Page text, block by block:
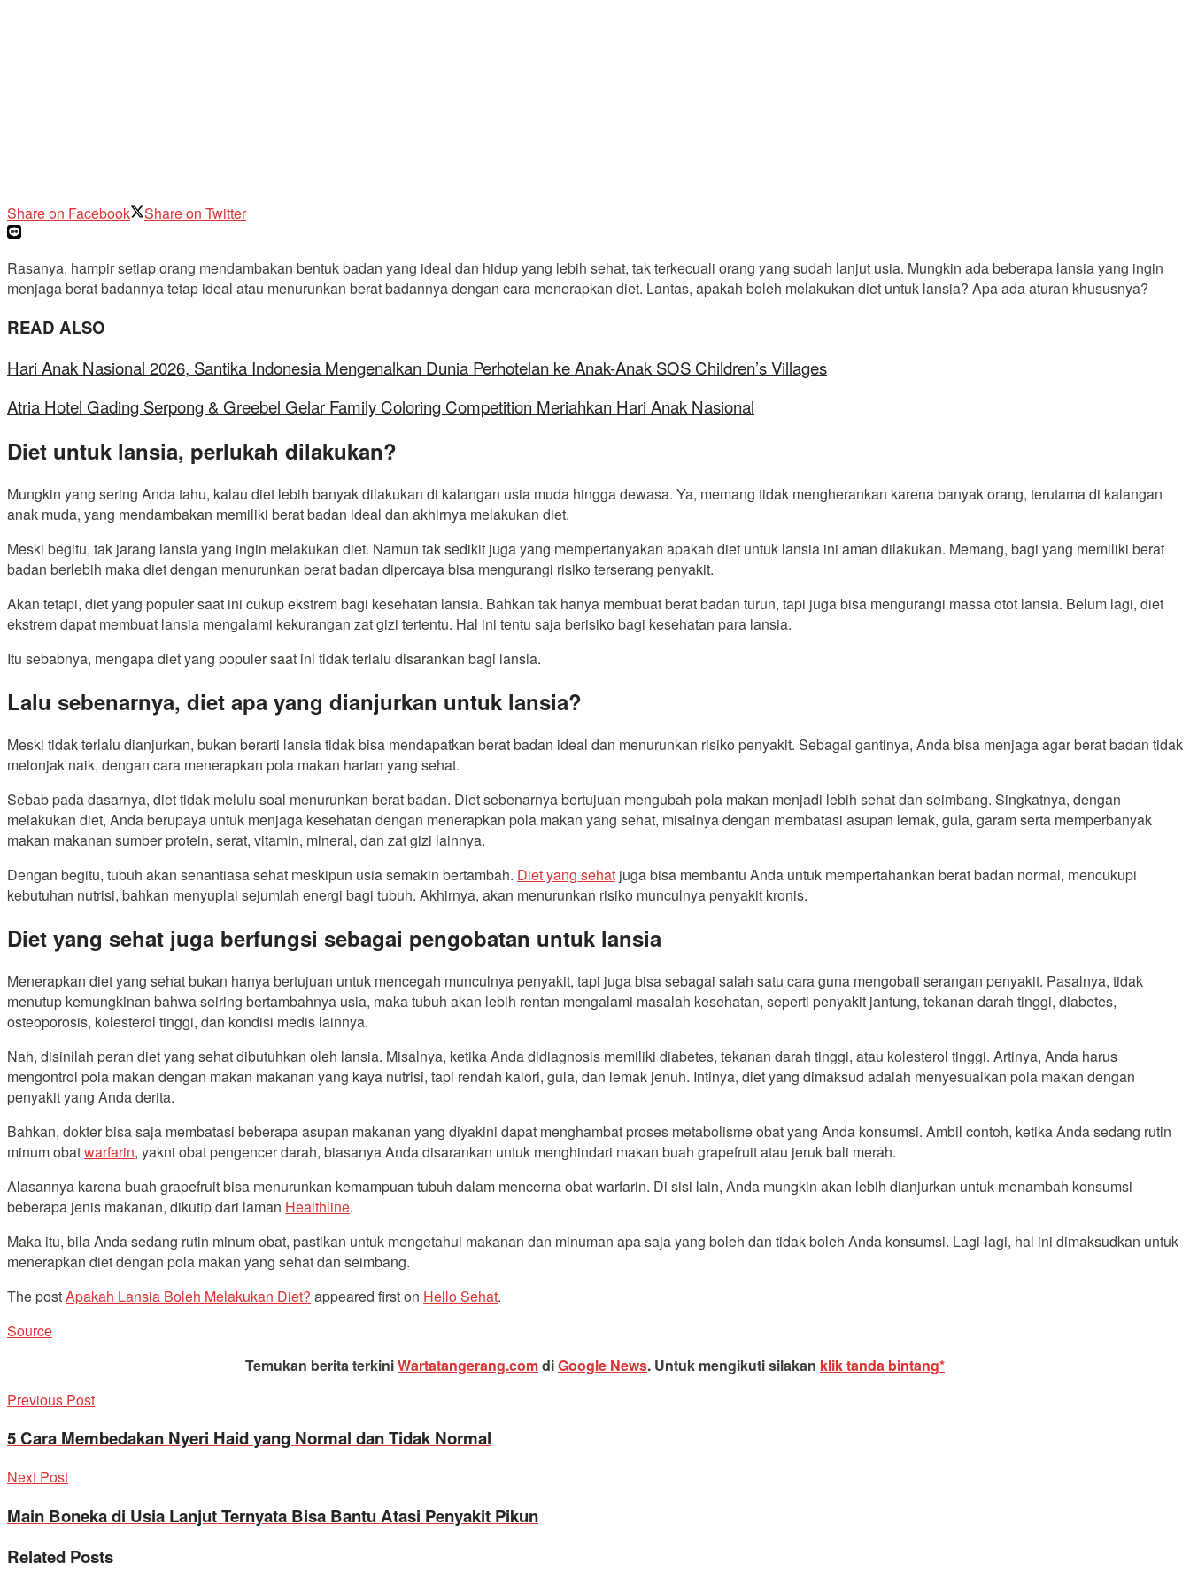
Share on Facebook Share on Twitter
Rasanya, hampir setiap orang mendambakan bentuk badan yang ideal dan hidup yang lebih sehat, tak terkecuali orang yang sudah lanjut usia. Mungkin ada beberapa lansia yang ingin
menjaga berat badannya tetap ideal atau menurunkan berat badannya dengan cara menerapkan diet. Lantas, apakah boleh melakukan diet untuk lansia? Apa ada aturan khususnya?
READ ALSO
Hari Anak Nasional 2026, Santika Indonesia Mengenalkan Dunia Perhotelan ke Anak-Anak SOS Children’s Villages
Atria Hotel Gading Serpong & Greebel Gelar Family Coloring Competition Meriahkan Hari Anak Nasional
Diet untuk lansia, perlukah dilakukan?
Mungkin yang sering Anda tahu, kalau diet lebih banyak dilakukan di kalangan usia muda hingga dewasa. Ya, memang tidak mengherankan karena banyak orang, terutama di kalangan
anak muda, yang mendambakan memiliki berat badan ideal dan akhirnya melakukan diet.
Meski begitu, tak jarang lansia yang ingin melakukan diet. Namun tak sedikit juga yang mempertanyakan apakah diet untuk lansia ini aman dilakukan. Memang, bagi yang memiliki berat
badan berlebih maka diet dengan menurunkan berat badan dipercaya bisa mengurangi risiko terserang penyakit.
Akan tetapi, diet yang populer saat ini cukup ekstrem bagi kesehatan lansia. Bahkan tak hanya membuat berat badan turun, tapi juga bisa mengurangi massa otot lansia. Belum lagi, diet
ekstrem dapat membuat lansia mengalami kekurangan zat gizi tertentu. Hal ini tentu saja berisiko bagi kesehatan para lansia.
Itu sebabnya, mengapa diet yang populer saat ini tidak terlalu disarankan bagi lansia.
Lalu sebenarnya, diet apa yang dianjurkan untuk lansia?
Meski tidak terlalu dianjurkan, bukan berarti lansia tidak bisa mendapatkan berat badan ideal dan menurunkan risiko penyakit. Sebagai gantinya, Anda bisa menjaga agar berat badan tidak
melonjak naik, dengan cara menerapkan pola makan harian yang sehat.
Sebab pada dasarnya, diet tidak melulu soal menurunkan berat badan. Diet sebenarnya bertujuan mengubah pola makan menjadi lebih sehat dan seimbang. Singkatnya, dengan
melakukan diet, Anda berupaya untuk menjaga kesehatan dengan menerapkan pola makan yang sehat, misalnya dengan membatasi asupan lemak, gula, garam serta memperbanyak
makan makanan sumber protein, serat, vitamin, mineral, dan zat gizi lainnya.
Dengan begitu, tubuh akan senantiasa sehat meskipun usia semakin bertambah. Diet yang sehat juga bisa membantu Anda untuk mempertahankan berat badan normal, mencukupi
kebutuhan nutrisi, bahkan menyuplai sejumlah energi bagi tubuh. Akhirnya, akan menurunkan risiko munculnya penyakit kronis.
Diet yang sehat juga berfungsi sebagai pengobatan untuk lansia
Menerapkan diet yang sehat bukan hanya bertujuan untuk mencegah munculnya penyakit, tapi juga bisa sebagai salah satu cara guna mengobati serangan penyakit. Pasalnya, tidak
menutup kemungkinan bahwa seiring bertambahnya usia, maka tubuh akan lebih rentan mengalami masalah kesehatan, seperti penyakit jantung, tekanan darah tinggi, diabetes,
osteoporosis, kolesterol tinggi, dan kondisi medis lainnya.
Nah, disinilah peran diet yang sehat dibutuhkan oleh lansia. Misalnya, ketika Anda didiagnosis memiliki diabetes, tekanan darah tinggi, atau kolesterol tinggi. Artinya, Anda harus
mengontrol pola makan dengan makan makanan yang kaya nutrisi, tapi rendah kalori, gula, dan lemak jenuh. Intinya, diet yang dimaksud adalah menyesuaikan pola makan dengan
penyakit yang Anda derita.
Bahkan, dokter bisa saja membatasi beberapa asupan makanan yang diyakini dapat menghambat proses metabolisme obat yang Anda konsumsi. Ambil contoh, ketika Anda sedang rutin
minum obatwarfarin, yakni obat pengencer darah, biasanya Anda disarankan untuk menghindari makan buah grapefruit atau jeruk bali merah.
Alasannya karena buah grapefruit bisa menurunkan kemampuan tubuh dalam mencerna obat warfarin. Di sisi lain, Anda mungkin akan lebih dianjurkan untuk menambah konsumsi
beberapa jenis makanan, dikutip dari laman Healthline.
Maka itu, bila Anda sedang rutin minum obat, pastikan untuk mengetahui makanan dan minuman apa saja yang boleh dan tidak boleh Anda konsumsi. Lagi-lagi, hal ini dimaksudkan untuk
menerapkan diet dengan pola makan yang sehat dan seimbang.
The postApakah Lansia Boleh Melakukan Diet? appeared first on Hello Sehat.
Source
Temukan berita terkiniWartatangerang.comdiGoogle News. Untuk mengikuti silakan klik tanda bintang*
Previous Post
5 Cara Membedakan Nyeri Haid yang Normal dan Tidak Normal
Next Post
Main Boneka di Usia Lanjut Ternyata Bisa Bantu Atasi Penyakit Pikun
Related Posts